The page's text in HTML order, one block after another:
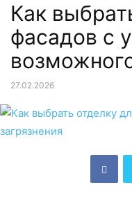
Как
фасадов с
27.02.2026